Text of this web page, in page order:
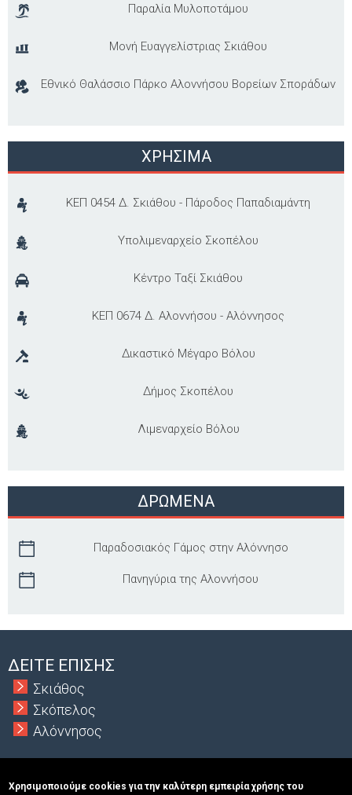
Παραλία Μυλοποτάμου
Μονή Ευαγγελίστριας Σκιάθου
Εθνικό Θαλάσσιο Πάρκο Αλοννήσου Βορείων Σποράδων
ΧΡΗΣΙΜΑ
ΚΕΠ 0454 Δ. Σκιάθου - Πάροδος Παπαδιαμάντη
Υπολιμεναρχείο Σκοπέλου
Κέντρο Ταξί Σκιάθου
ΚΕΠ 0674 Δ. Αλοννήσου - Αλόννησος
Δικαστικό Μέγαρο Βόλου
Δήμος Σκοπέλου
Λιμεναρχείο Βόλου
ΔΡΩΜΕΝΑ
Παραδοσιακός Γάμος στην Αλόννησο
Πανηγύρια της Αλοννήσου
ΔΕΙΤΕ ΕΠΙΣΗΣ
Σκιάθος
Σκόπελος
Αλόννησος
Χρησιμοποιούμε cookies για την καλύτερη εμπειρία χρήσης του